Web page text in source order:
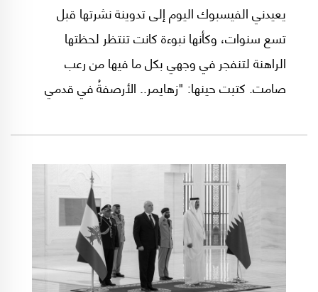
يعيدني الفيسبوك اليوم إلى تدوينة نشرتها قبل
تسع سنوات، وكأنها نبوءة كانت تنتظر لحظتها
الراهنة لتنفجر في وجهي بكل ما فيها من رعب
صامت. كتبت حينها: "زهايمر.. الأرصفةُ في قدمي
والأفقُ حريق". أشعر اليوم أن هذه الكلمات ليست
مجرد ذكرى عابرة أو مجازا شعريا، بل هي آهةٌ وجودية
ما تزال عالقة في حنجرتي؛ حارّة كأنها نُزعت لتوّها من
قلب الكارثة.